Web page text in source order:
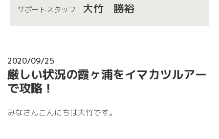
サポートスタッフ
大竹 勝裕
2020/09/25
厳しい状況の霞ヶ浦をイマカツルアー
で攻略！
みなさんこんにちは大竹です。